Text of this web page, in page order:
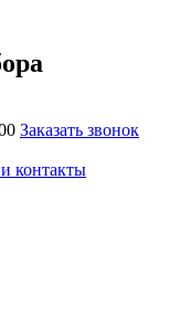
Заказать звонок
контакты